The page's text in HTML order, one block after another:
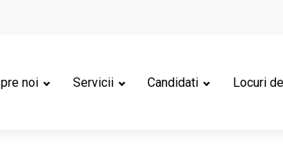
noi Servicii Candidati Locuri